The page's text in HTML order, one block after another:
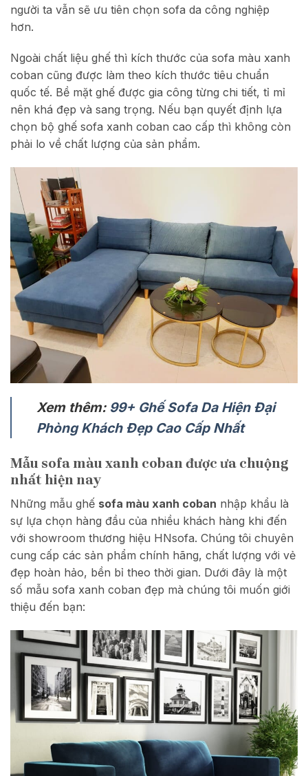
người ta vẫn sẽ ưu tiên chọn sofa da công nghiệp
hơn.
Ngoài chất liệu ghế thì kích thước của sofa màu xanh
coban cũng được làm theo kích thước tiêu chuẩn
quốc tế. Bề mặt ghế được gia công từng chi tiết, tỉ mỉ
nên khá đẹp và sang trọng. Nếu bạn quyết định lựa
chọn bộ ghế sofa xanh coban cao cấp thì không còn
phải lo về chất lượng của sản phẩm.
Xem thêm: 99+ Ghế Sofa Da Hiện Đại
Phòng Khách Đẹp Cao Cấp Nhất
Mẫu sofa màu xanh coban được ưa chuộng
nhất hiện nay
Những mẫu ghế sofa màu xanh coban nhập khẩu là
sự lựa chọn hàng đầu của nhiều khách hàng khi đến
với showroom thương hiệu HNsofa. Chúng tôi chuyên
cung cấp các sản phẩm chính hãng, chất lượng với vẻ
đẹp hoàn hảo, bền bỉ theo thời gian. Dưới đây là một
số mẫu sofa xanh coban đẹp mà chúng tôi muốn giới
thiệu đến bạn: